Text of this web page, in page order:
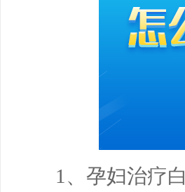
1、孕妇治疗白